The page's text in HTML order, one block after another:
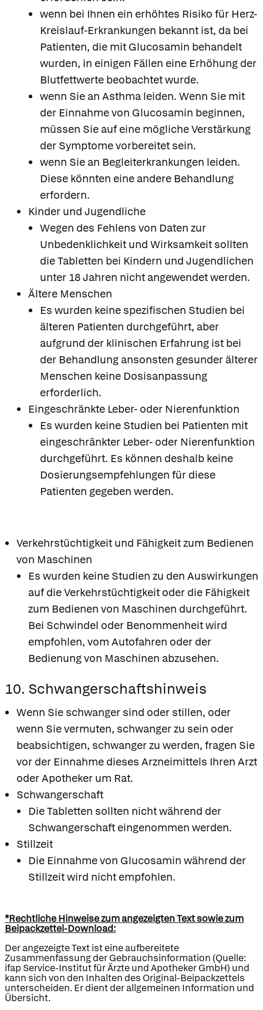
wenn bei Ihnen ein erhöhtes Risiko für Herz-
Kreislauf-Erkrankungen bekannt ist, da bei
Patienten, die mit Glucosamin behandelt
wurden, in einigen Fällen eine Erhöhung der
Blutfettwerte beobachtet wurde.
wenn Sie an Asthma leiden. Wenn Sie mit
der Einnahme von Glucosamin beginnen,
müssen Sie auf eine mögliche Verstärkung
der Symptome vorbereitet sein.
wenn Sie an Begleiterkrankungen leiden.
Diese könnten eine andere Behandlung
erfordern.
Kinder und Jugendliche
Wegen des Fehlens von Daten zur
Unbedenklichkeit und Wirksamkeit sollten
die Tabletten bei Kindern und Jugendlichen
unter 18 Jahren nicht angewendet werden.
Ältere Menschen
Es wurden keine spezifischen Studien bei
älteren Patienten durchgeführt, aber
aufgrund der klinischen Erfahrung ist bei
der Behandlung ansonsten gesunder älterer
Menschen keine Dosisanpassung
erforderlich.
Eingeschränkte Leber- oder Nierenfunktion
Es wurden keine Studien bei Patienten mit
eingeschränkter Leber- oder Nierenfunktion
durchgeführt. Es können deshalb keine
Dosierungsempfehlungen für diese
Patienten gegeben werden.
Verkehrstüchtigkeit und Fähigkeit zum Bedienen
von Maschinen
Es wurden keine Studien zu den Auswirkungen
auf die Verkehrstüchtigkeit oder die Fähigkeit
zum Bedienen von Maschinen durchgeführt.
Bei Schwindel oder Benommenheit wird
empfohlen, vom Autofahren oder der
Bedienung von Maschinen abzusehen.
10. Schwangerschaftshinweis
Wenn Sie schwanger sind oder stillen, oder
wenn Sie vermuten, schwanger zu sein oder
beabsichtigen, schwanger zu werden, fragen Sie
vor der Einnahme dieses Arzneimittels Ihren Arzt
oder Apotheker um Rat.
Schwangerschaft
Die Tabletten sollten nicht während der
Schwangerschaft eingenommen werden.
Stillzeit
Die Einnahme von Glucosamin während der
Stillzeit wird nicht empfohlen.
*Rechtliche Hinweise zum angezeigten Text sowie zum
Beipackzettel-Download:
Der angezeigte Text ist eine aufbereitete
Zusammenfassung der Gebrauchsinformation (Quelle:
ifap Service-Institut für Ärzte und Apotheker GmbH) und
kann sich von den Inhalten des Original-Beipackzettels
unterscheiden. Er dient der allgemeinen Information und
Übersicht.